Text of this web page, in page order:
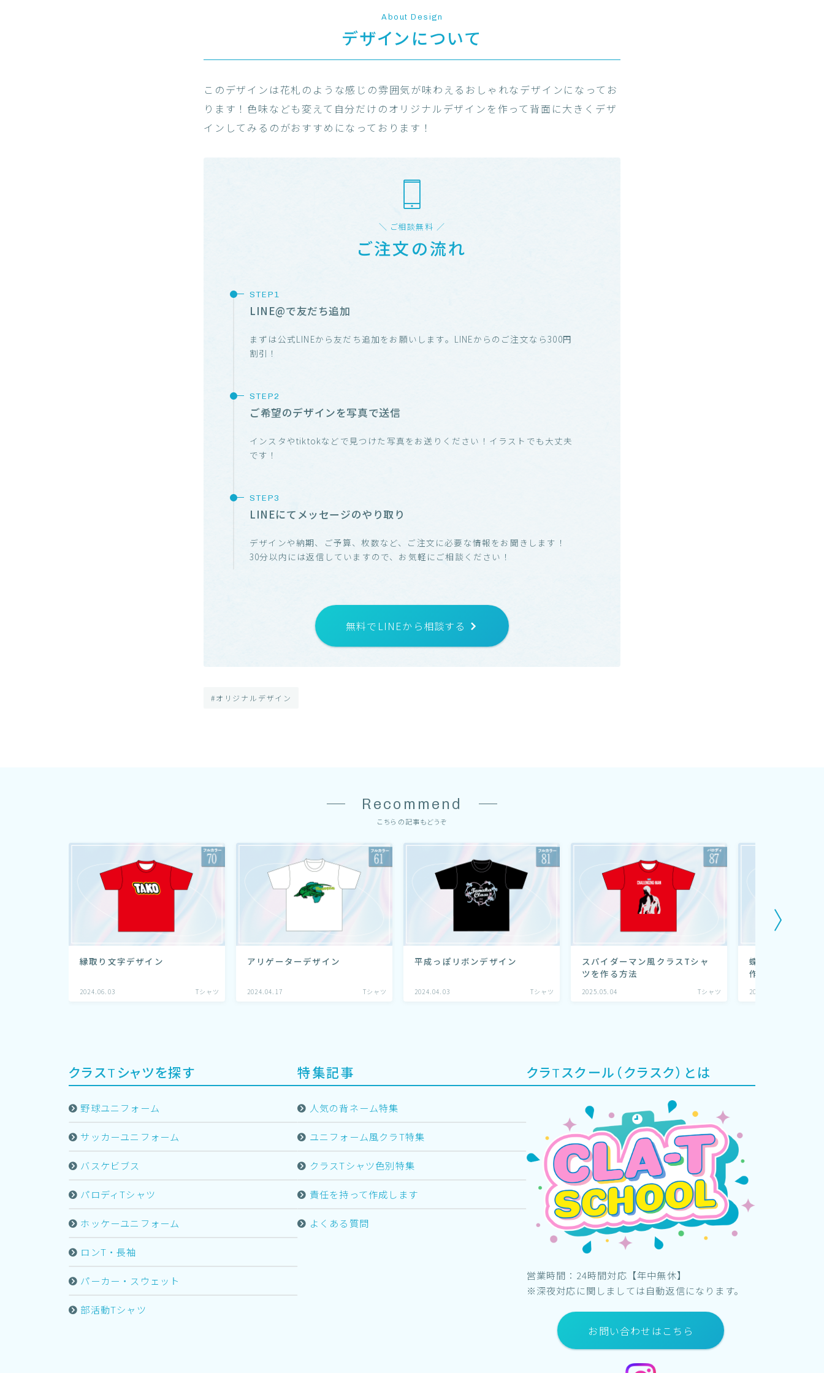
About Design
デザインについて
このデザインは花札のような感じの雰囲気が味わえるおしゃれなデザインになってお
ります！色味なども変えて自分だけのオリジナルデザインを作って背面に大きくデザ
インしてみるのがおすすめになっております！
＼ ご相談無料 ／
ご注文の流れ
LINE@で友だち追加
まずは公式LINEから友だち追加をお願いします。LINEからのご注文なら300円
割引！
ご希望のデザインを写真で送信
インスタやtiktokなどで見つけた写真をお送りください！イラストでも大丈夫
です！
LINEにてメッセージのやり取り
デザインや納期、ご予算、枚数など、ご注文に必要な情報をお聞きします！
30分以内には返信していますので、お気軽にご相談ください！
無料でLINEから相談する
#オリジナルデザイン
Recommend
こちらの記事もどうぞ
縁取り文字デザイン
2024.06.03 Tシャツ
アリゲーターデザイン
2024.04.17 Tシャツ
平成っぽリボンデザイン
2024.04.03 Tシャツ
スパイダーマン風クラスTシャ
ツを作る方法
2025.05.04 Tシャツ
蝶々デザインク
作る方法
2025.05.13
クラスTシャツを探す
野球ユニフォーム
サッカーユニフォーム
バスケビブス
パロディTシャツ
ホッケーユニフォーム
ロンT・長袖
パーカー・スウェット
部活動Tシャツ
特集記事
人気の背ネーム特集
ユニフォーム風クラT特集
クラスTシャツ色別特集
責任を持って作成します
よくある質問
クラTスクール（クラスク）とは
営業時間：24時間対応【年中無休】
※深夜対応に関しましては自動返信になります。
お問い合わせはこちら